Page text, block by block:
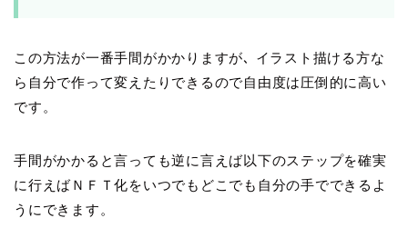
この方法が一番手間がかかりますが､ イラスト描ける方な
ら自分で作って変えたりできるので自由度は圧倒的に高い
です。
手間がかかると言っても逆に言えば以下のステップを確実
に行えばＮＦＴ化をいつでもどこでも自分の手でできるよ
うにできます。